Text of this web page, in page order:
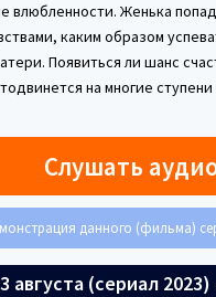
влюбленности. Женька
каким образом
Появиться ли шанс
на многие ступени
Слушать
данного (фильма)
августа (сериал